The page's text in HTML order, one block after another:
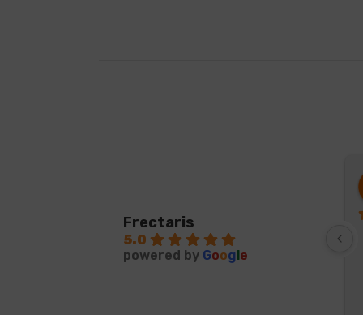
Frectaris
5.0
powered by Goog e